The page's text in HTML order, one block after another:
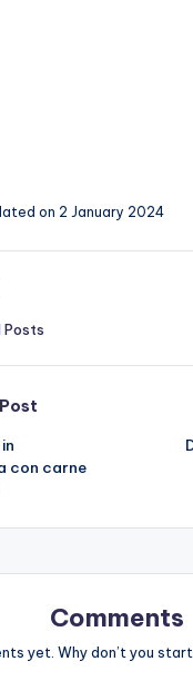
on 2 January 2024
Posts
con carne
Comments
yet. Why don’t you